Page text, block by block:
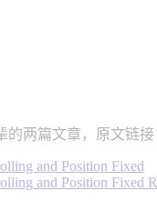
两篇文章，原文链接
and Position Fixed
and Position Fixed